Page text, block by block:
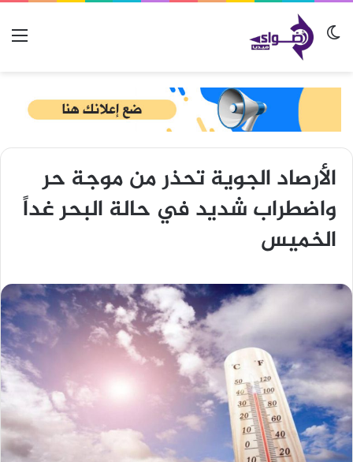
الوضع المظلم
الأرصاد الجوية تحذر من موجة حر
واضطراب شديد في حالة البحر غداً
الخميس